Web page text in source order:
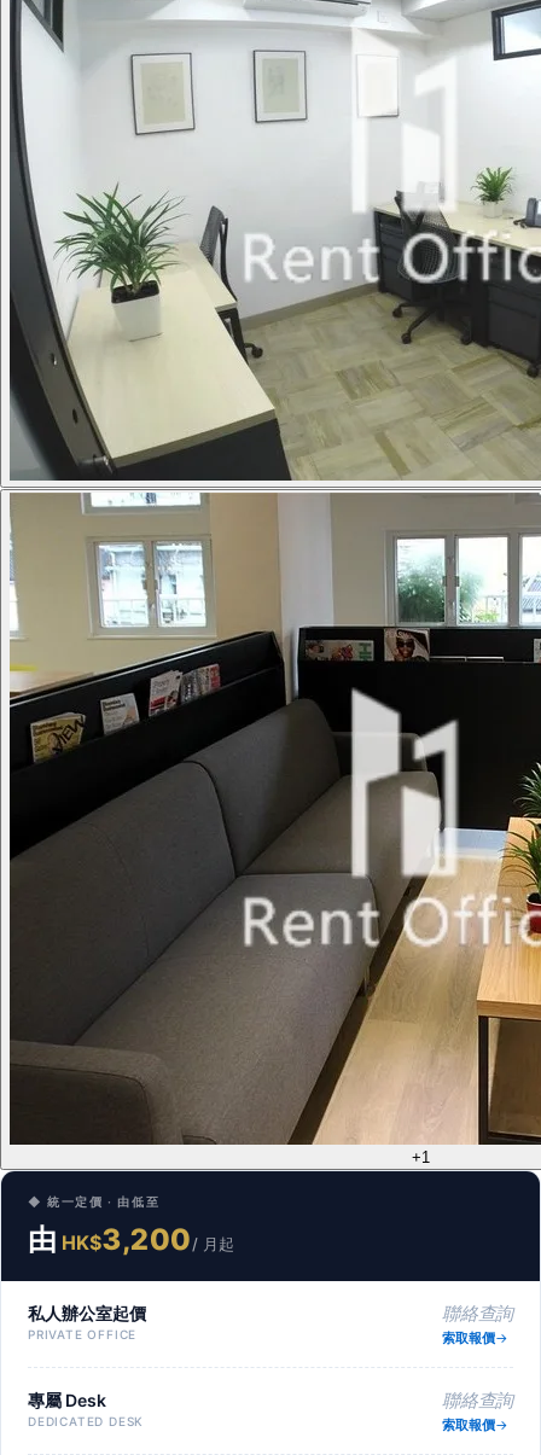
+1
◆ 統一定價 · 由低至
由 HK$3,200/ 月起
私人辦公室起價
PRIVATE OFFICE
聯絡查詢
索取報價
專屬 Desk
DEDICATED DESK
聯絡查詢
索取報價